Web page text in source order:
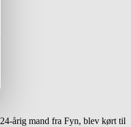
årig mand fra Fyn, blev kørt til